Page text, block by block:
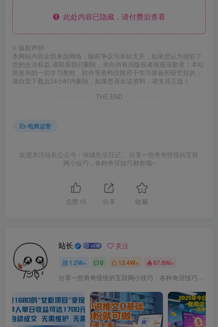
此处内容已隐藏，请付费后查看
© 版权声明
本网站内容全部来自网络，版权争议与本站无关，如果您认为侵犯了
您的合法权益,请联系我们删除，并向所有持版权者致最深歉意！本站
所发布的一切学习教程、软件等资料仅限用于学习体验和研究目的；
请自觉下载后24小时内删除，如果您喜欢该资料，请支持正版！
THE END
电商运营
欢迎关注站长公众号：倾城生活日记 。分享一些奇奇怪怪的互联
网小技巧，各种奇淫技巧都有哦~
点赞 15 分享 收藏
站长 关注
1.2W+ 0 13.4W+ 67.8W+
分享一些奇奇怪怪的互联网小技巧，各种奇淫技巧都在本站。